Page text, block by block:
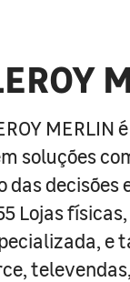
soluções
das
Lojas